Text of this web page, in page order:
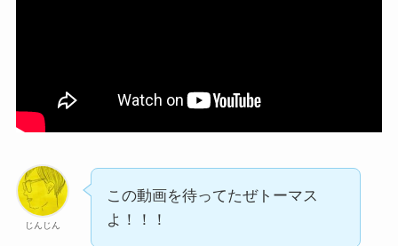
じんじん
この動画を待ってたぜトーマス
よ！！！